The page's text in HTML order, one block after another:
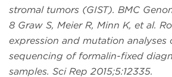
stromal tumors (GIST). BMC
8 Graw S, Meier R, Minn K, et al.
expression and mutation analyses
sequencing of formalin-fixed
samples. Sci Rep 2015;5:12335.